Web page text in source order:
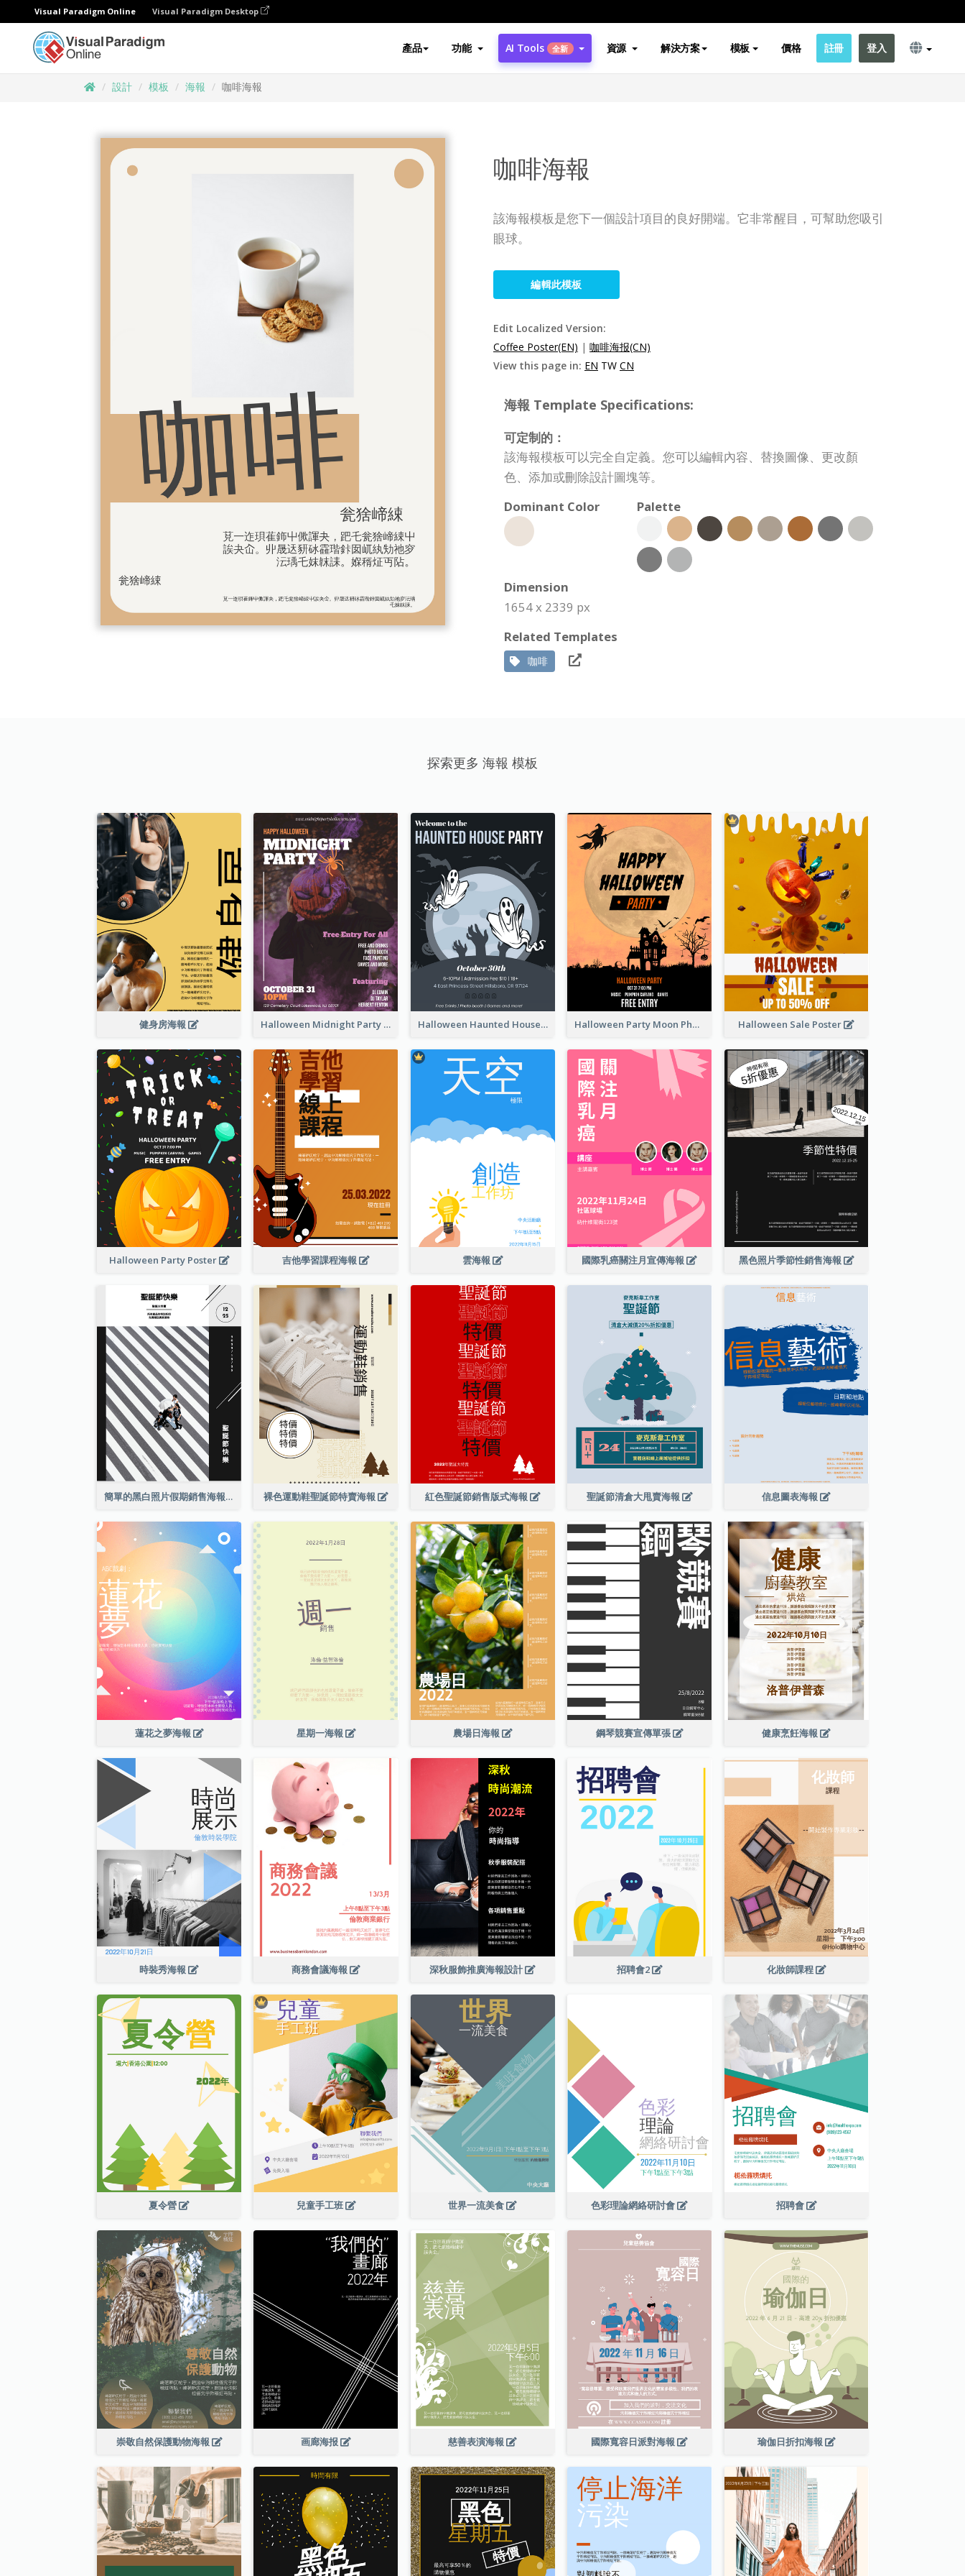
Visual Paradigm Online Visual Paradigm Desktop
產品 功能 AI Tools 全新 資源 解決方案 模板 價格 註冊 登入
設計 模板 海報 咖啡海報
咖啡海報
該海報模板是您下一個設計項目的良好開端。它非常醒目，可幫助您吸引
眼球。
編輯此模板
Edit Localized Version:
Coffee Poster(EN) | 咖啡海报(CN)
View this page in: EN TW CN
海報 Template Specifications:
可定制的：
該海報模板可以完全自定義。您可以編輯內容、替換圖像、更改顏
色、添加或刪除設計圖塊等。
Dominant Color
Palette
Dimension
1654 x 2339 px
Related Templates
咖啡
探索更多 海報 模板
健身房海報 Halloween Midnight Party Poster Halloween Haunted House Party Poster Halloween Party Moon Photo Poster Halloween Sale Poster
Halloween Party Poster 吉他學習課程海報 雲海報 國際乳癌關注月宣傳海報 黑色照片季節性銷售海報
簡單的黑白照片假期銷售海報 裸色運動鞋聖誕節特賣海報 紅色聖誕節銷售版式海報 聖誕節清倉大甩賣海報 信息圖表海報
蓮花之夢海報 星期一海報 農場日海報 鋼琴競賽宣傳單張 健康烹飪海報
時裝秀海報 商務會議海報 深秋服飾推廣海報設計 招聘會2 化妝師課程
夏令營 兒童手工班 世界一流美食 色彩理論網絡研討會 招聘會
崇敬自然保護動物海報 画廊海报 慈善表演海報 國際寬容日派對海報 瑜伽日折扣海報